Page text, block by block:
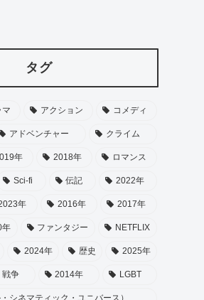
タグ
マ アクション コメディ
アドベンチャー クライム
年 2018年 ロマンス
Sci-fi 伝記 2022年
年 2016年 2017年
年 ファンタジー NETFLIX
2024年 歴史 2025年
戦争 2014年 LGBT
シネマティック・ユニバース）